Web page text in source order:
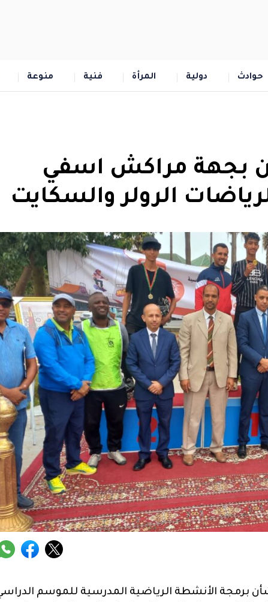
حوادث دولية المرأة فنية منوعة
بجهة مراكش اسفي
الرولر والسكايت
المذكرة الوزارية رقم 066-22 في شأن برمجة الأنشطة الرياضية المدرسية للموسم